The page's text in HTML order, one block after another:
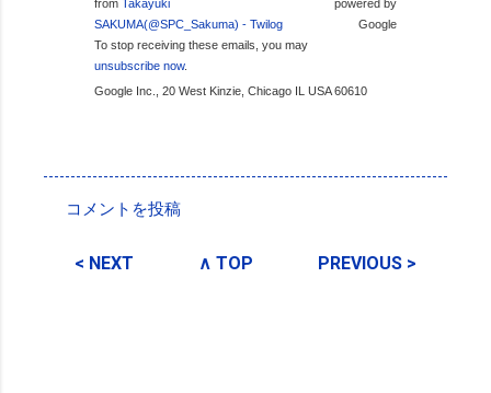
from Takayuki
SAKUMA(@SPC_Sakuma) - Twilog
To stop receiving these emails, you may
unsubscribe now.
powered by
Google
Google Inc., 20 West Kinzie, Chicago IL USA 60610
メ
コメントを投稿
< NEXT ∧ TOP PREVIOUS >